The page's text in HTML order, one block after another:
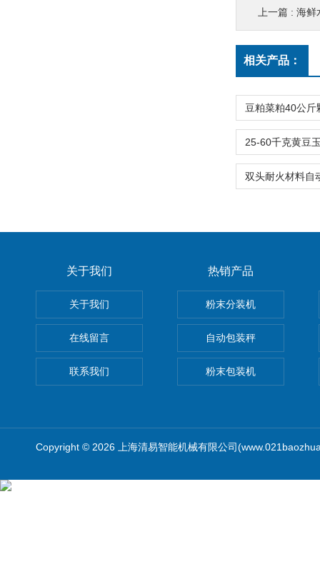
上一篇 : 海鲜
相关产品：
关于我们
关于我们
在线留言
联系我们
热销产品
粉末分装机
自动包装秤
粉末包装机
Copyright © 2026 上海清易智能机械有限公司